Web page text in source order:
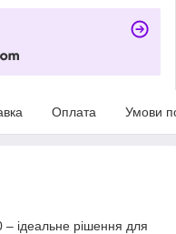
Оплата Умови
ідеальне рішення для